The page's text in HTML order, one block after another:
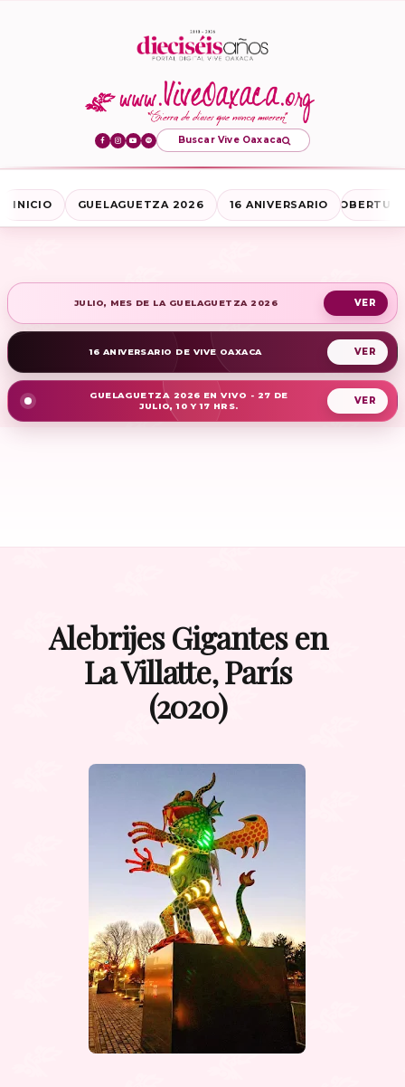
Buscar Vive Oaxaca
INICIO GUELAGUETZA 2026 16 ANIVERSARIO
JULIO, MES DE LA GUELAGUETZA 2026
16 ANIVERSARIO DE VIVE OAXACA
GUELAGUETZA 2026 EN VIVO - 27 DE
JULIO, 10 Y 17 HRS.
Alebrijes Gigantes en
La Villatte, París
(2020)